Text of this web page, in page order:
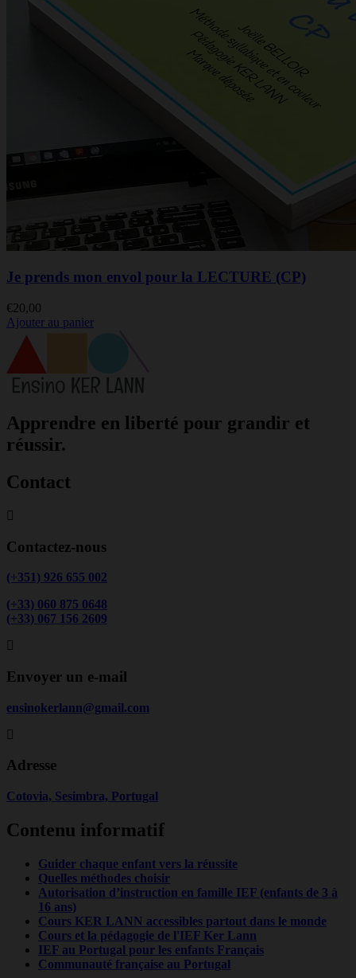
Je prends mon envol pour la LECTURE (CP)
€20,00
Ajouter au panier
Apprendre en liberté pour grandir et
réussir.
Contact
Contactez-nous
(+351) 926 655 002
(+33) 060 875 0648
(+33) 067 156 2609
Envoyer un e-mail
ensinokerlann@gmail.com
Adresse
Cotovia, Sesimbra, Portugal
Contenu informatif
Guider chaque enfant vers la réussite
Quelles méthodes choisir
Autorisation d’instruction en famille IEF (enfants de 3 à
16 ans)
Cours KER LANN accessibles partout dans le monde
Cours et la pédagogie de l'IEF Ker Lann
IEF au Portugal pour les enfants Français
Communauté française au Portugal